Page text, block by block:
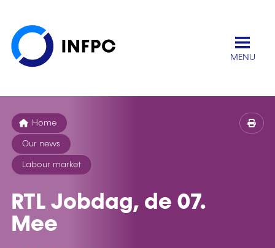
MENU
Home
Our news
Labour market
RTL Jobdag, de 07.
Mee